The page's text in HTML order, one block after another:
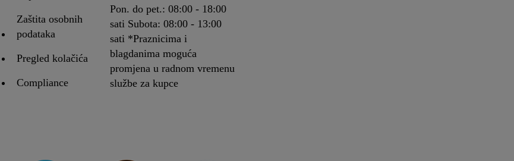
Zaštita osobnih
podataka
Pregled kolačića
Compliance
Pon. do pet.: 08:00 - 18:00
sati Subota: 08:00 - 13:00
sati *Praznicima i
blagdanima moguća
promjena u radnom vremenu
službe za kupce